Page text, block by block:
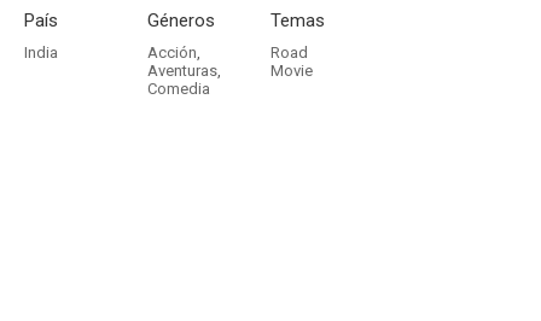
País
India
Géneros
Acción,
Aventuras,
Comedia
Temas
Road
Movie